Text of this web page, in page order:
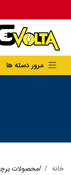
مرور دسته ها
خانه محصولات